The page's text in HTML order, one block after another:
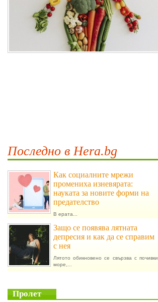
Последно в Hera.bg
Как социалните мрежи
промениха изневярата:
науката за новите форми на
предателство
В ерата...
Защо се появява лятната
депресия и как да се справим
с нея
Лятото обикновено се свързва с почивки,
море,...
Пролет